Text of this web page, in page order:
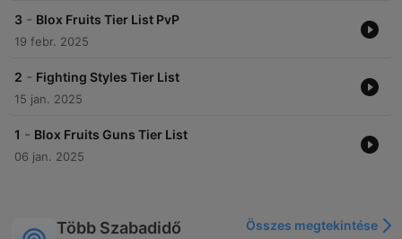
3 - Blox Fruits Tier List PvP
19 febr. 2025
2 - Fighting Styles Tier List
15 jan. 2025
1 - Blox Fruits Guns Tier List
06 jan. 2025
Több Szabadidő
Összes megtekintése